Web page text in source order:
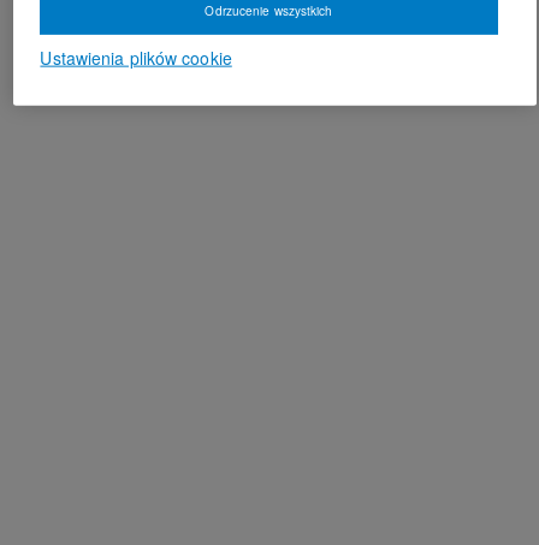
Ustawienia plików cookie
Odrzucenie wszystkich